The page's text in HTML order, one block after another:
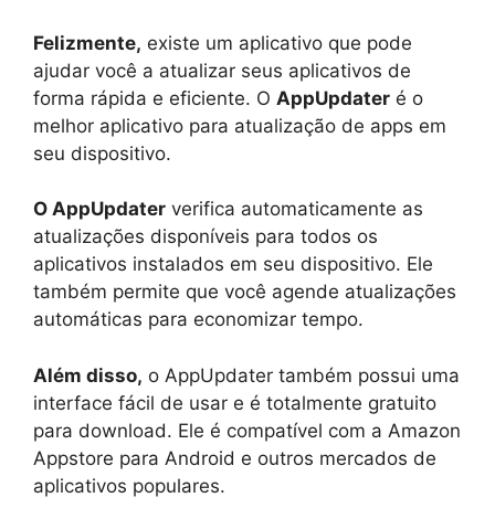
Felizmente, existe um aplicativo que pode
ajudar você a atualizar seus aplicativos de
forma rápida e eficiente. O AppUpdater é o
melhor aplicativo para atualização de apps em
seu dispositivo.
O AppUpdater verifica automaticamente as
atualizações disponíveis para todos os
aplicativos instalados em seu dispositivo. Ele
também permite que você agende atualizações
automáticas para economizar tempo.
Além disso, o AppUpdater também possui uma
interface fácil de usar e é totalmente gratuito
para download. Ele é compatível com a Amazon
Appstore para Android e outros mercados de
aplicativos populares.